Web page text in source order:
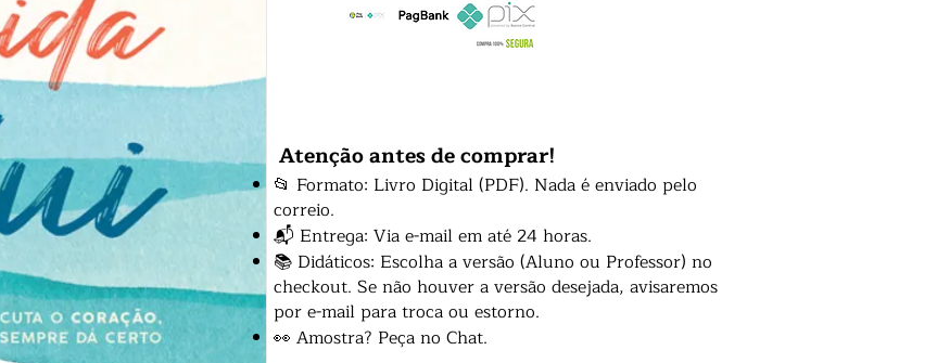
Atenção antes de comprar!
📂 Formato: Livro Digital (PDF). Nada é enviado pelo
correio.
📬 Entrega: Via e-mail em até 24 horas.
📚 Didáticos: Escolha a versão (Aluno ou Professor) no
checkout. Se não houver a versão desejada, avisaremos
por e-mail para troca ou estorno.
👀 Amostra? Peça no Chat.